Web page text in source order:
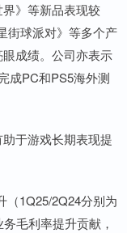
》等新品表现较
街球派对》等多个产
成绩。公司亦表示
成PC和PS5海外测
于游戏长期表现提
1Q25/2Q24分别为
毛利率提升贡献，